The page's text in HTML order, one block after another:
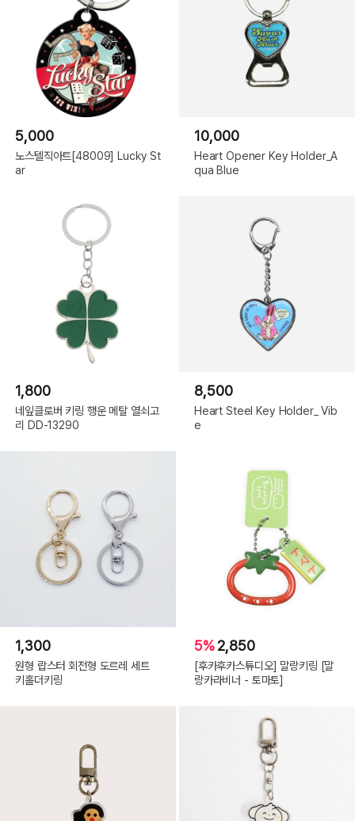
5,000
노스텔직아트[48009] Lucky St
ar
10,000
Heart Opener Key Holder_A
qua Blue
1,800
네잎클로버 키링 행운 메탈 열쇠고
리 DD-13290
8,500
Heart Steel Key Holder_ Vib
e
1,300
원형 랍스터 회전형 도르레 세트
키홀더키링
5%2,850
[후카후카스튜디오] 말랑키링 [말
랑카라비너 - 토마토]